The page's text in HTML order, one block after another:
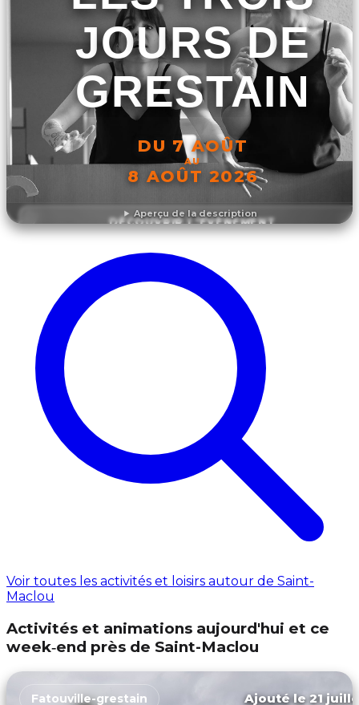
Aperçu de la description
JOURS DE
GRESTAIN
DU 7 AOÛT
AU
8 AOÛT 2026
DÉCOUVRIR L'ÉVÉNEMENT
Voir toutes les activités et loisirs autour de Saint-
Maclou
Activités et animations aujourd'hui et ce
week‑end près de Saint-Maclou
Fatouville-grestain Ajouté le 21